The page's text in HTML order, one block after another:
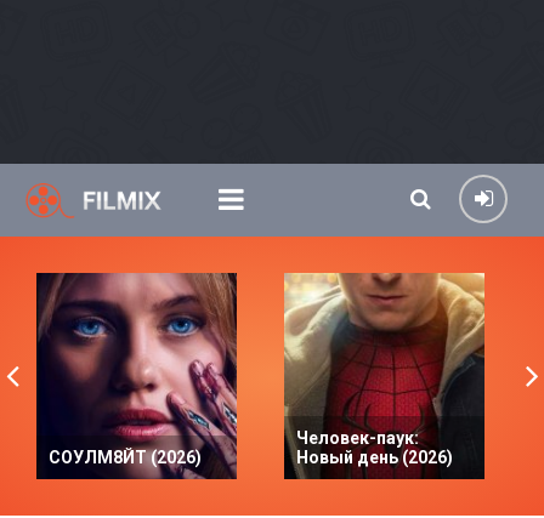
СОУЛМ8ЙТ (2026)
Человек-паук:
Новый день (2026)